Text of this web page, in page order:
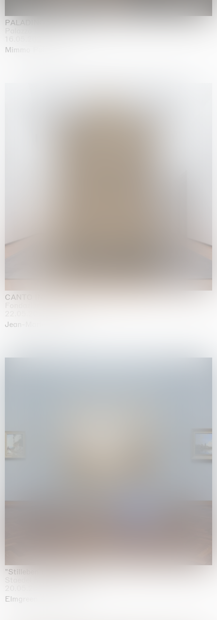
PALADINO
Palazzo Citterio, Milan
Mimmo Paladino
CANTO INFINITO
Jean-Marie Appriou
"Stilleben mit Gemüse”
Elmgreen & Dragset